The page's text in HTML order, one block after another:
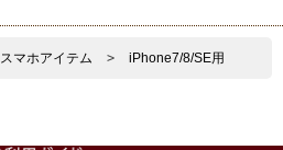
スマホアイテム > iPhone7/8/SE用